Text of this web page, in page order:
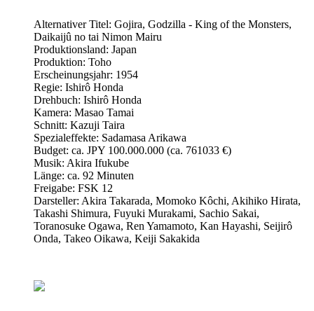
Alternativer Titel: Gojira, Godzilla - King of the Monsters,
Daikaijû no tai Nimon Mairu
Produktionsland: Japan
Produktion: Toho
Erscheinungsjahr: 1954
Regie: Ishirô Honda
Drehbuch: Ishirô Honda
Kamera: Masao Tamai
Schnitt: Kazuji Taira
Spezialeffekte: Sadamasa Arikawa
Budget: ca. JPY 100.000.000 (ca. 761033 €)
Musik: Akira Ifukube
Länge: ca. 92 Minuten
Freigabe: FSK 12
Darsteller: Akira Takarada, Momoko Kôchi, Akihiko Hirata,
Takashi Shimura, Fuyuki Murakami, Sachio Sakai,
Toranosuke Ogawa, Ren Yamamoto, Kan Hayashi, Seijirô
Onda, Takeo Oikawa, Keiji Sakakida